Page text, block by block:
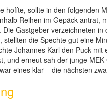
hoffte, sollte in den folgenden
Reihen im Gepäck
Gastgeber verzeichneten
die Spechte gut eine
Johannes Karl den Puck
und erneut sah der junge
eines klar – die nächsten